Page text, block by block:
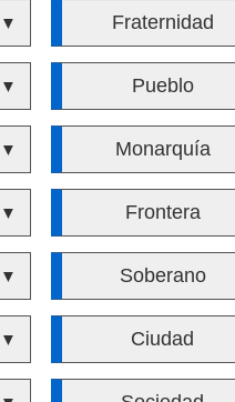
▼ Fraternidad
▼ Pueblo
▼ Monarquía
▼ Frontera
▼ Soberano
▼ Ciudad